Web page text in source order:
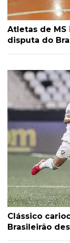
Atletas de MS
disputa do
Clássico
Brasileirão